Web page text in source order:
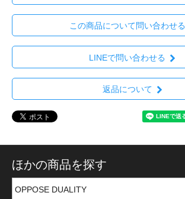
この商品について問い合わせる
LINEで問い合わせる
返品について
ほかの商品を探す